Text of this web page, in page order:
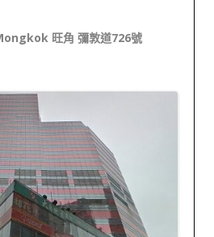
旺角 彌敦道726號